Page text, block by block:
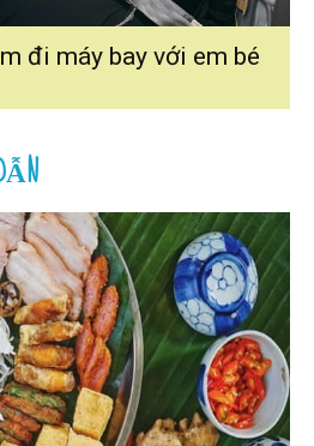
đi máy bay với em bé